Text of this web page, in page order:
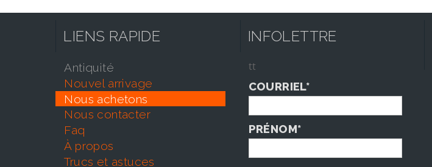
LIENS RAPIDE
antiquité
nouvel arrivage
nous achetons
nous contacter
faq
À propos
trucs et astuces
INFOLETTRE
tt
COURRIEL*
PRÉNOM*